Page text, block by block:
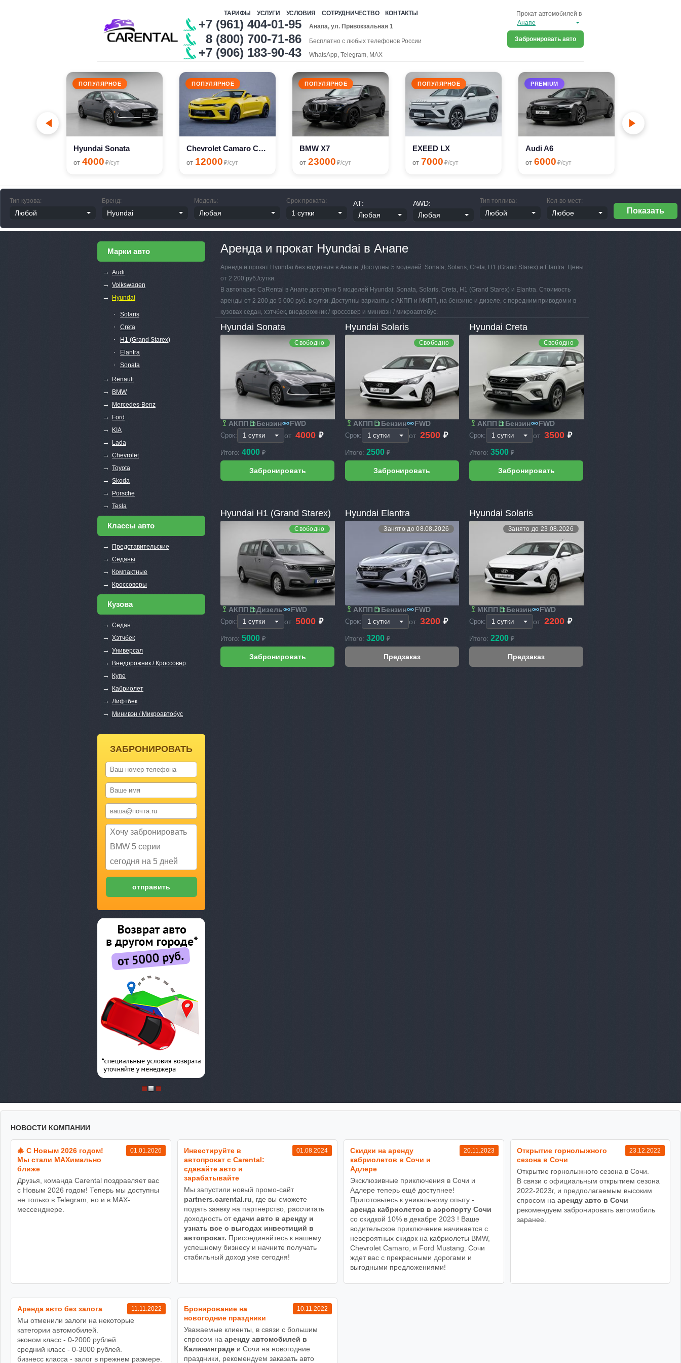
ТАРИФЫ УСЛУГИ УСЛОВИЯ СОТРУДНИЧЕСТВО КОНТАКТЫ Прокат автомобилей в
Забронировать авто
+7 (961) 404-01-95 Анапа, ул. Привокзальная 1
8 (800) 700-71-86 Бесплатно с любых телефонов России
+7 (906) 183-90-43 WhatsApp, Telegram, MAX
ПОПУЛЯРНОЕ
Hyundai Sonata
от 4000 ₽/сут
ПОПУЛЯРНОЕ
Chevrolet Camaro Cabriolet
от 12000 ₽/сут
ПОПУЛЯРНОЕ
BMW X7
от 23000 ₽/сут
ПОПУЛЯРНОЕ
EXEED LX
от 7000 ₽/сут
PREMIUM
Audi A6
от 6000 ₽/сут
Тип кузова: Бренд: Модель: Срок проката: АТ: AWD: Тип топлива: Кол-во мест:
Марки авто
→ Audi
→ Volkswagen
→ Hyundai
∙ Solaris
∙ Creta
∙ H1 (Grand Starex)
∙ Elantra
∙ Sonata
→ Renault
→ BMW
→ Mercedes-Benz
→ Ford
→ KIA
→ Lada
→ Chevrolet
→ Toyota
→ Skoda
→ Porsche
→ Tesla
Классы авто
→ Представительские
→ Седаны
→ Компактные
→ Кроссоверы
Кузова
→ Седан
→ Хэтчбек
→ Универсал
→ Внедорожник / Кроссовер
→ Купе
→ Кабриолет
→ Лифтбек
→ Минивэн / Микроавтобус
ЗАБРОНИРОВАТЬ
Аренда и прокат Hyundai в Анапе
Аренда и прокат Hyundai без водителя в Анапе. Доступны 5 моделей: Sonata, Solaris, Creta, H1 (Grand Starex) и Elantra. Цены
от 2 200 руб./сутки.
В автопарке CaRental в Анапе доступно 5 моделей Hyundai: Sonata, Solaris, Creta, H1 (Grand Starex) и Elantra. Стоимость
аренды от 2 200 до 5 000 руб. в сутки. Доступны варианты с АКПП и МКПП, на бензине и дизеле, с передним приводом и в
кузовах седан, хэтчбек, внедорожник / кроссовер и минивэн / микроавтобус.
Hyundai Sonata
Свободно
АКПП Бензин FWD
Срок: от 4000 ₽
Итого: 4000 ₽
Hyundai Solaris
Свободно
АКПП Бензин FWD
Срок: от 2500 ₽
Итого: 2500 ₽
Hyundai Creta
Свободно
АКПП Бензин FWD
Срок: от 3500 ₽
Итого:3500 ₽
Hyundai H1 (Grand Starex)
Свободно
АКПП Дизель FWD
Срок: от 5000 ₽
Итого: 5000 ₽
Hyundai Elantra
Занято до 08.08.2026
АКПП Бензин FWD
Срок: от 3200 ₽
Итого: 3200 ₽
Hyundai Solaris
Занято до 23.08.2026
МКПП Бензин FWD
Срок: от 2200 ₽
Итого:2200 ₽
НОВОСТИ КОМПАНИИ
01.01.2026
🎄 С Новым 2026 годом!
Мы стали MAXимально
ближе
Друзья, команда Carental поздравляет вас
с Новым 2026 годом! Теперь мы доступны
не только в Telegram, но и в MAX-
мессенджере.
01.08.2024
Инвестируйте в
автопрокат с Carental:
сдавайте авто и
зарабатывайте
Мы запустили новый промо-сайт
partners.carental.ru , где вы сможете
подать заявку на партнерство, рассчитать
доходность отсдачи авто в аренду и
узнать все о выгодах инвестиций в
автопрокат. Присоединяйтесь к нашему
успешному бизнесу и начните получать
стабильный доход уже сегодня!
20.11.2023
Cкидки на аренду
кабриолетов в Сочи и
Адлере
Эксклюзивные приключения в Сочи и
Адлере теперь ещё доступнее!
Приготовьтесь к уникальному опыту -
аренда кабриолетов в аэропорту Сочи
со скидкой 10% в декабре 2023 ! Ваше
водительское приключение начинается с
невероятных скидок на кабриолеты BMW,
Chevrolet Camaro, и Ford Mustang. Сочи
ждет вас с прекрасными дорогами и
выгодными предложениями!
23.12.2022
Открытие горнолыжного
сезона в Сочи
Открытие горнолыжного сезона в Сочи.
В связи с официальным открытием сезона
2022-2023г, и предполагаемым высоким
спросом на аренду авто в Сочи
рекомендуем забронировать автомобиль
заранее.
11.11.2022
Аренда авто без залога
Мы отменили залоги на некоторые
категории автомобилей.
эконом класс - 0-2000 рублей.
средний класс - 0-3000 рублей.
бизнесс класса - залог в прежнем размере.
10.11.2022
Бронирование на
новогодние праздники
Уважаемые клиенты, в связи с большим
спросом на аренду автомобилей в
Калининградеи Сочи на новогодние
праздники, рекомендуем заказать авто